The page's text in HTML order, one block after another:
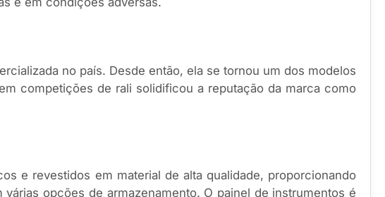
no país. Desde então, ela se tornou um dos modelos
competições de rali solidificou a reputação da marca como
e revestidos em material de alta qualidade, proporcionando
opções de armazenamento. O painel de instrumentos é